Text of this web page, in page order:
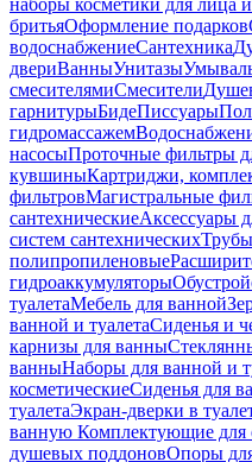
наборы косметики для лица и
бритьяОформление подарков
водоснабжениеСантехника
двериВанныУнитазы
смесителямиСмесители
гарнитурыБидеПиссуары
гидромассажем
насосыПроточные фильтры
кувшиныКартриджи,
фильтровМагистральные
сантехническиеАксессуары
систем сантехнических
полипропиленовые
гидроаккумуляторы
туалетаМебель для ванной
ванной и туалетаСиденья и
карнизы для ванны
ванныНаборы для ванной и
косметическиеСиденья для
туалетаЭкран-дверки в
ванную Комплектующие для
душевых поддоновОпоры